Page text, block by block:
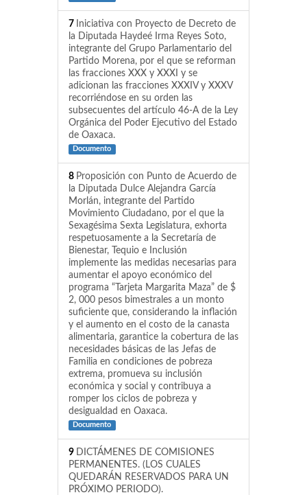
7 Iniciativa con Proyecto de Decreto de
la Diputada Haydeé Irma Reyes Soto,
integrante del Grupo Parlamentario del
Partido Morena, por el que se reforman
las fracciones XXX y XXXI y se
adicionan las fracciones XXXIV y XXXV
recorriéndose en su orden las
subsecuentes del artículo 46-A de la Ley
Orgánica del Poder Ejecutivo del Estado
de Oaxaca.
Documento
8 Proposición con Punto de Acuerdo de
la Diputada Dulce Alejandra García
Morlán, integrante del Partido
Movimiento Ciudadano, por el que la
Sexagésima Sexta Legislatura, exhorta
respetuosamente a la Secretaría de
Bienestar, Tequio e Inclusión
implemente las medidas necesarias para
aumentar el apoyo económico del
programa “Tarjeta Margarita Maza” de $
2, 000 pesos bimestrales a un monto
suficiente que, considerando la inflación
y el aumento en el costo de la canasta
alimentaria, garantice la cobertura de las
necesidades básicas de las Jefas de
Familia en condiciones de pobreza
extrema, promueva su inclusión
económica y social y contribuya a
romper los ciclos de pobreza y
desigualdad en Oaxaca.
Documento
9 DICTÁMENES DE COMISIONES
PERMANENTES. (LOS CUALES
QUEDARÁN RESERVADOS PARA UN
PRÓXIMO PERIODO).